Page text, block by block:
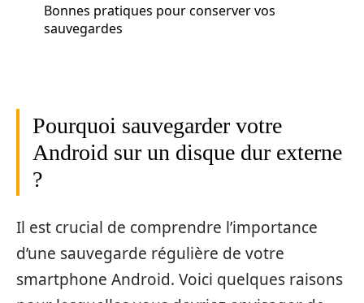
Bonnes pratiques pour conserver vos
sauvegardes
Pourquoi sauvegarder votre
Android sur un disque dur externe
?
Il est crucial de comprendre l’importance
d’une sauvegarde régulière de votre
smartphone Android. Voici quelques raisons